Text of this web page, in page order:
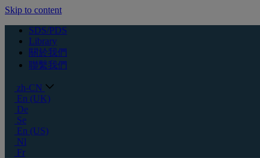
Skip to content
SDS/PDS
Library
關於我們
聯繫我們
zh-CN
En (UK)
De
Se
En (US)
Nl
Fr